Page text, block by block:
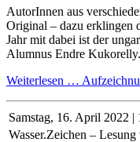
AutorInnen aus
Original – dazu erklingen
Jahr mit dabei ist der
Alumnus Endre Kukorelly.
Weiterlesen …
Samstag, 16. April 2022 |
Wasser.Zeichen –